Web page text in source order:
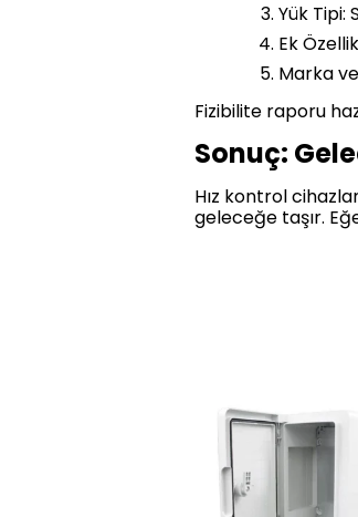
Yük
Ek
Marka
Fizibilite raporu
Sonuç:
Hız kontrol
geleceğe taşır.